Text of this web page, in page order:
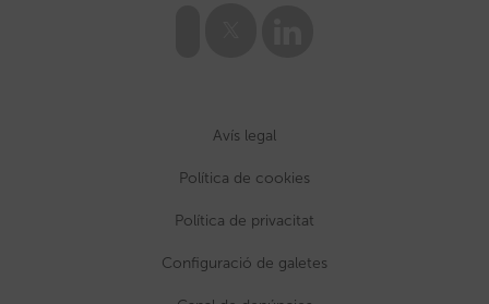
Avís legal
Política de cookies
Política de privacitat
Configuració de galetes